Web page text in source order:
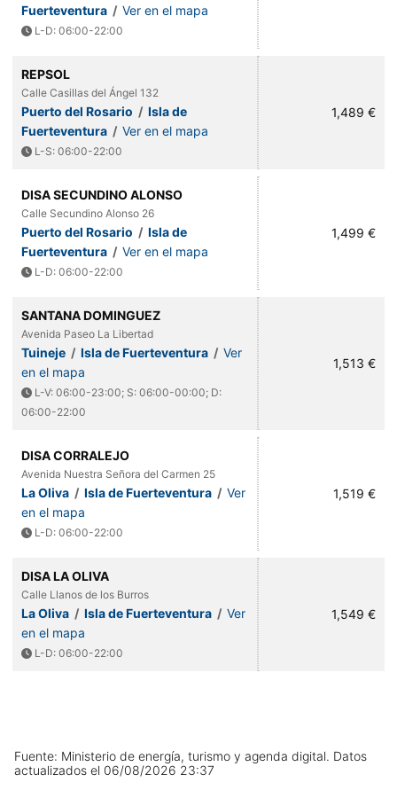
Fuerteventura / Ver en el mapa
L-D: 06:00-22:00
REPSOL
Calle Casillas del Ángel 132
Puerto del Rosario / Isla de
Fuerteventura / Ver en el mapa
L-S: 06:00-22:00
1,489 €
DISA SECUNDINO ALONSO
Calle Secundino Alonso 26
Puerto del Rosario / Isla de
Fuerteventura / Ver en el mapa
L-D: 06:00-22:00
1,499 €
SANTANA DOMINGUEZ
Avenida Paseo La Libertad
Tuineje / Isla de Fuerteventura / Ver
en el mapa
L-V: 06:00-23:00; S: 06:00-00:00; D:
06:00-22:00
1,513 €
DISA CORRALEJO
Avenida Nuestra Señora del Carmen 25
La Oliva / Isla de Fuerteventura / Ver
en el mapa
L-D: 06:00-22:00
1,519 €
DISA LA OLIVA
Calle Llanos de los Burros
La Oliva / Isla de Fuerteventura / Ver
en el mapa
L-D: 06:00-22:00
1,549 €
Fuente: Ministerio de energía, turismo y agenda digital. Datos
actualizados el 06/08/2026 23:37